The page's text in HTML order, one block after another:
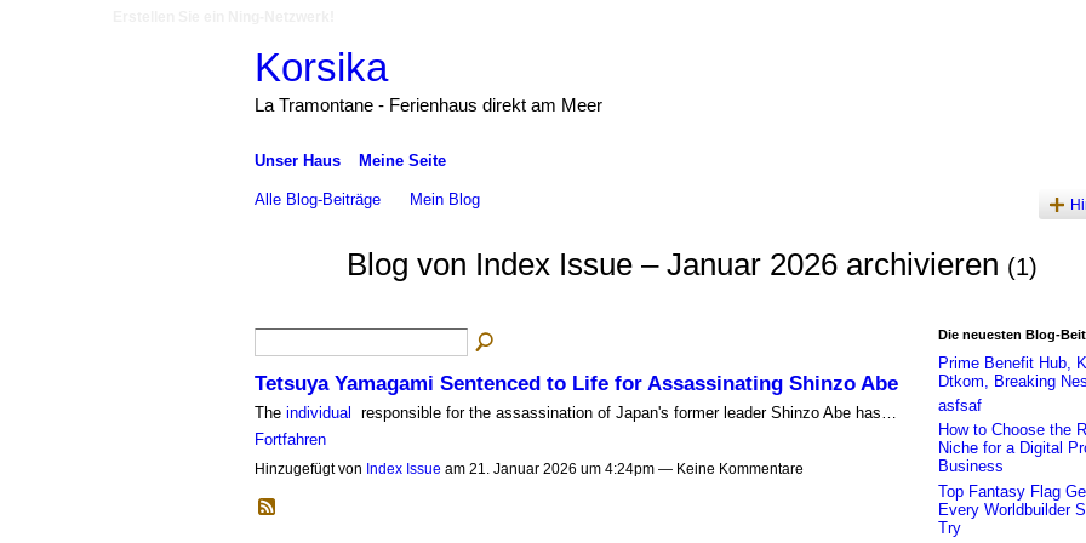
Korsika
La Tramontane - Ferienhaus direkt am Meer
Unser Haus Meine Seite
Alle Blog-Beiträge Mein Blog
Blog von Index Issue – Januar 2026 archivieren (1)
Tetsuya Yamagami Sentenced to Life for Assassinating Shinzo Abe
The individual
responsible for the assassination of Japan's former leader Shinzo Abe has…
Fortfahren
Hinzugefügt von Index Issue am 21. Januar 2026 um 4:24pm — Keine Kommentare
Die neuesten Blog-
Prime Benefit Hub,
Dtkom, Breaking
asfsaf
How to Choose the
Niche for a Digital
Business
Top Fantasy Flag
Every Worldbuilder
Try